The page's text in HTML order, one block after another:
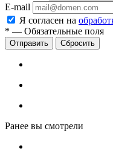
E-mail
Я согласен на
* — Обязательные поля
Сбросить
Ранее вы смотрели